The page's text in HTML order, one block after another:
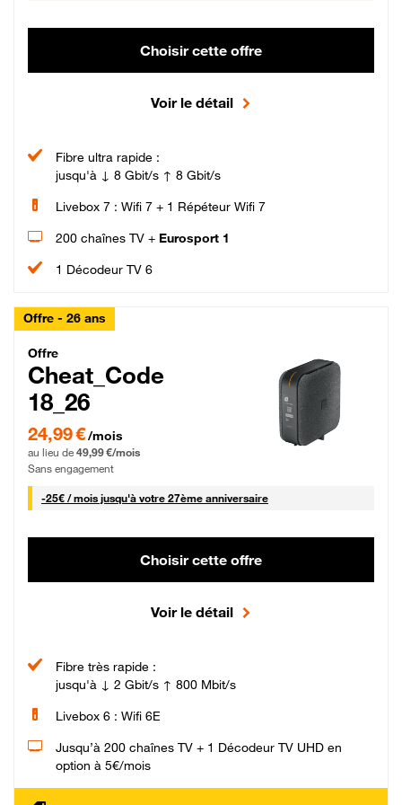
Choisir cette offre
Voir le détail
Fibre ultra rapide :
jusqu'à ↓ 8 Gbit/s ↑ 8 Gbit/s
Livebox 7 : Wifi 7 + 1 Répéteur Wifi 7
200 chaînes TV + Eurosport 1
1 Décodeur TV 6
Offre - 26 ans
Cheat_Code Fibre_18_26
Offre
Cheat_Code
18_26
24,99 € par mois pendant 0 mois puis 49,99 € par mois, Sans engagement
24,99 €/mois
au lieu de 49,99 €/mois
Sans engagement
-25€ / mois25 € par mois
jusqu'à votre 27ème anniversaire
Choisir cette offre
Voir le détail
Fibre très rapide :
jusqu'à ↓ 2 Gbit/s ↑ 800 Mbit/s
Livebox 6 : Wifi 6E
Jusqu’à 200 chaînes TV + 1 Décodeur TV UHD en
option à 5€/mois